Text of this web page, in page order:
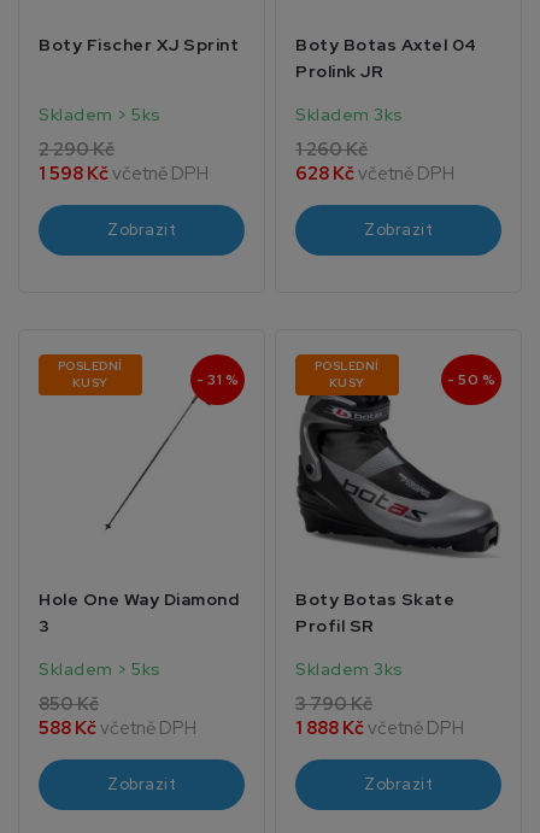
Boty Fischer XJ Sprint
Skladem > 5ks
2 290 Kč
1 598 Kčvčetně DPH
Zobrazit
Boty Botas Axtel 04
Prolink JR
Skladem 3ks
1 260 Kč
628 Kčvčetně DPH
Zobrazit
POSLEDNÍ
KUSY
- 31 %
Hole One Way Diamond
3
Skladem > 5ks
850 Kč
588 Kčvčetně DPH
Zobrazit
POSLEDNÍ
KUSY
- 50 %
Boty Botas Skate
Profil SR
Skladem 3ks
3 790 Kč
1 888 Kčvčetně DPH
Zobrazit